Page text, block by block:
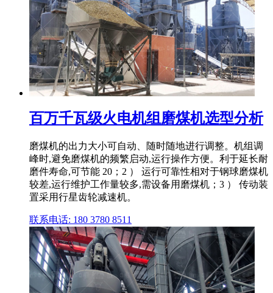
百万千瓦级火电机组磨煤机选型分析
磨煤机的出力大小可自动、随时随地进行调整。机组调
峰时,避免磨煤机的频繁启动,运行操作方便。利于延长耐
磨件寿命,可节能 20；2 ） 运行可靠性相对于钢球磨煤机
较差,运行维护工作量较多,需设备用磨煤机；3 ） 传动装
置采用行星齿轮减速机。
联系电话: 180 3780 8511